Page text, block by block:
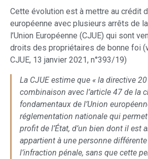
Cette évolution est à mettre au crédit
européenne avec plusieurs arrêts de
l’Union Européenne (CJUE) qui sont
droits des propriétaires de bonne foi
CJUE, 13 janvier 2021, n°393/19)
La CJUE estime que « la directive
combinaison avec l’article 47 de la
fondamentaux de l’Union
réglementation nationale qui
profit de l’État, d’un bien dont il est
appartient à une personne différente
l’infraction pénale, sans que cette